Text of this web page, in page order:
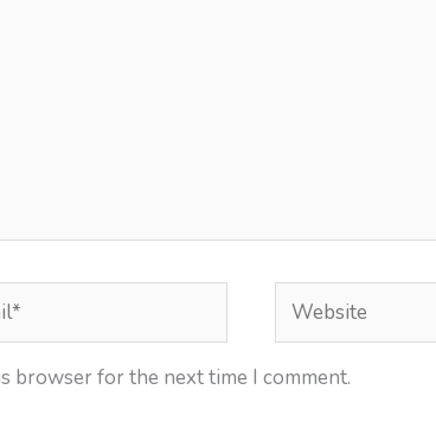
browser for the next time I comment.